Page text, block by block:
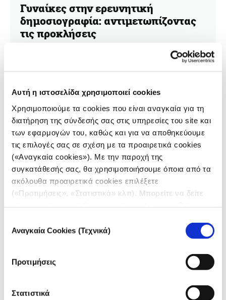
Αυτή η ιστοσελίδα χρησιμοποιεί cookies
Χρησιμοποιούμε τα cookies που είναι αναγκαία για τη
διατήρηση της σύνδεσής σας στις υπηρεσίες του site και
των εφαρμογών του, καθώς και για να αποθηκεύουμε
τις επιλογές σας σε σχέση με τα προαιρετικά cookies
(«Αναγκαία cookies»). Με την παροχή της
συγκατάθεσής σας, θα χρησιμοποιήσουμε όποια από τα
ακόλουθα προαιρετικά cookies επιλέξετε
(«Προτιμήσεις», «Στατιστικά» κλπ). Μπορείτε να δείτε
συγκατάθεσης
Αναγκαία Cookies (Τεχνικά)
Προτιμήσεις
Στατιστικά
Γυναίκες στην ερευνητική
δημοσιογραφία: αντιμετωπίζοντας
τις προκλήσεις
Τρεις καταξιωμένες ερευνήτριες δημοσιογράφοι
ανδροκρατούμενους χώρους εργασίας και
προσφέρουν πολύτιμες συμβουλές σε επίδοξες νέες
δημοσιογράφους.